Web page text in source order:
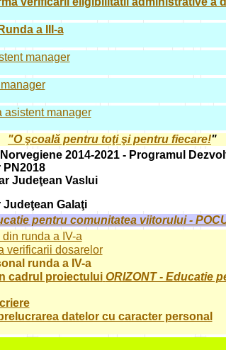
a III-a
manager
asistent manager
"O şcoală pentru toţi şi pentru fiecare!"
2014-2021 - Programul
Judeţean Vaslui
Galaţi
pentru comunitatea viitorului -
runda a IV-a
verificarii dosarelor
runda a IV-a
cadrul proiectului ORIZONT - Educatie
datelor cu caracter personal